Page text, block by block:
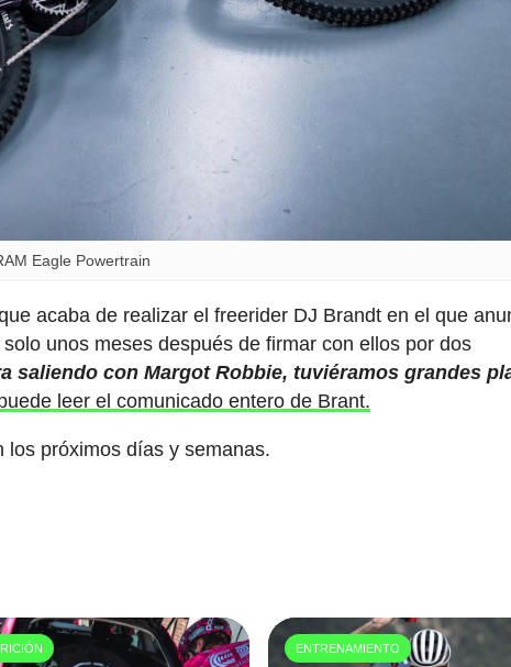
Eagle Powertrain
acaba de realizar el freerider DJ Brandt en el que
unos meses después de firmar con ellos por dos
saliendo con Margot Robbie, tuviéramos grandes
leer el comunicado entero de Brant.
los próximos días y semanas.
ENTRENAMIENTO